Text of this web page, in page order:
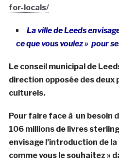
for-locals/
La ville de Leeds
ce que vous voulez » pour
Le conseil municipal de
direction opposée des
culturels.
Pour faire face à un besoin
106 millions de livres
envisage l’introduction de
comme vous le souhaitez »